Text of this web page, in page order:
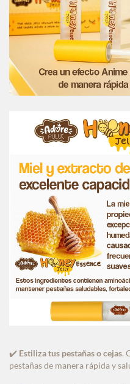
✔️ Estiliza tus pestañas o cejas.
pestañas de manera rápida y